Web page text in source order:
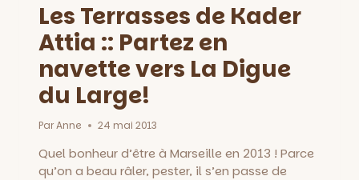
Les Terrasses de Kader
Attia :: Partez en
navette vers La Digue
du Large!
ParAnne 24 mai 2013
Quel bonheur d’être à Marseille en 2013 ! Parce
qu’on a beau râler, pester, il s’en passe de